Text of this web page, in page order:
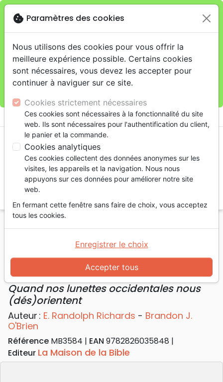
Je veux retirer ma commande au 11 rue de Rive,
Genèveclose
warningCette boutique en ligne est limitée au retrait en
magasin.
Pour les livraisons à domicile, veuillez passer vos
commandes sur la boutique La Maison de la Bible
shopping_cart
Accueil Livres Edification
Divers Thèmes
Lire la Bible sans filtre - Quand nos lunettes
occidentales nous (dés)orientent
Lire la Bible sans filtre
Quand nos lunettes occidentales nous
(dés)orientent
Auteur : E. Randolph Richards - Brandon J.
O'Brien
Référence MB3584 EAN 9782826035848
Editeur La Maison de la Bible
cookie Paramètres des cookies
Nous utilisons des cookies pour vous offrir la
meilleure expérience possible. Certains cookies
sont nécessaires, vous devez les accepter pour
continuer à naviguer sur ce site.
Cookies strictement nécessaires
Ces cookies sont nécessaires à la fonctionnalité du site
web. Ils sont nécessaires pour l'authentification du client,
le panier et la commande.
Cookies analytiques
Ces cookies collectent des données anonymes sur les
visites, les appareils et la navigation. Nous nous
appuyons sur ces données pour améliorer notre site
web.
En fermant cette fenêtre sans faire de choix, vous acceptez
tous les cookies.
Accepter tous
Enregistrer le choix